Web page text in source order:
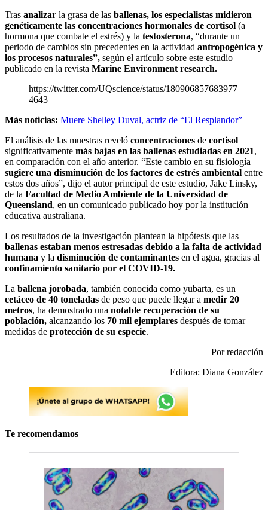
Tras analizar la grasa de las ballenas, los especialistas midieron
genéticamente las concentraciones hormonales de cortisol (a
hormona que combate el estrés) y la testosterona, “durante un
periodo de cambios sin precedentes en la actividad antropogénica y
los procesos naturales”, según el artículo sobre este estudio
publicado en la revista Marine Environment research.
https://twitter.com/UQscience/status/180906857683977
4643
Más noticias: Muere Shelley Duval, actriz de “El Resplandor”
El análisis de las muestras reveló concentraciones de cortisol
significativamente más bajas en las ballenas estudiadas en 2021,
en comparación con el año anterior. “Este cambio en su fisiología
sugiere una disminución de los factores de estrés ambiental entre
estos dos años”, dijo el autor principal de este estudio, Jake Linsky,
de la Facultad de Medio Ambiente de la Universidad de
Queensland, en un comunicado publicado hoy por la institución
educativa australiana.
Los resultados de la investigación plantean la hipótesis que las
ballenas estaban menos estresadas debido a la falta de actividad
humana y la disminución de contaminantes en el agua, gracias al
confinamiento sanitario por el COVID-19.
La ballena jorobada, también conocida como yubarta, es un
cetáceo de 40 toneladas de peso que puede llegar a medir 20
metros, ha demostrado una notable recuperación de su
población, alcanzando los 70 mil ejemplares después de tomar
medidas de protección de su especie.
Por redacción
Editora: Diana González
Te recomendamos